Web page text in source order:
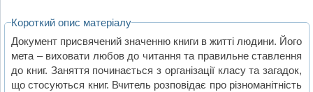
Короткий опис матеріалу
Документ присвячений значенню книги в житті людини. Його
мета – виховати любов до читання та правильне ставлення
до книг. Заняття починається з організації класу та загадок,
що стосуються книг. Вчитель розповідає про різноманітність